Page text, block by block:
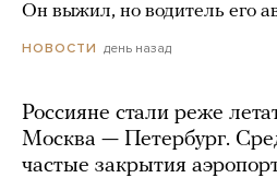
Он выжил, но водитель его
НОВОСТИ день назад
Россияне стали реже
Москва — Петербург.
частые закрытия